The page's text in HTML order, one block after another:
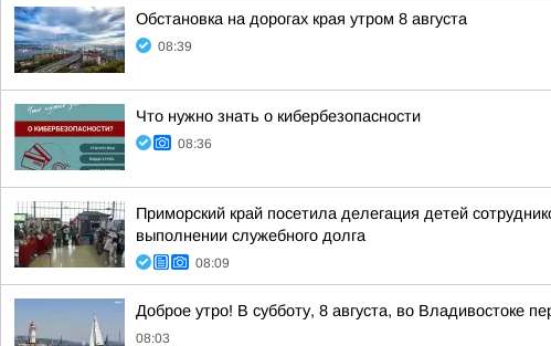
Обстановка на дорогах края утром 8 августа
08:39
Что нужно знать о кибербезопасности
08:36
Приморский край посетила делегация детей
выполнении служебного долга
08:09
Доброе утро! В субботу, 8 августа, во Владивостоке
08:03